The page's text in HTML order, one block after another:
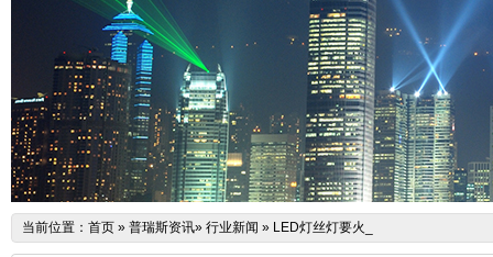
当前位置： 首页 » 普瑞斯资讯» 行业新闻 » LED灯丝灯要火_